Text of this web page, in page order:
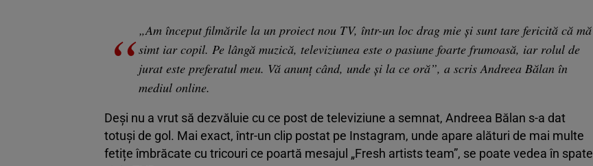
„Am început filmările la un proiect nou TV, într-un loc drag mie și sunt tare fericită că mă
simt iar copil. Pe lângă muzică, televiziunea este o pasiune foarte frumoasă, iar rolul de
jurat este preferatul meu. Vă anunț când, unde și la ce oră”, a scris Andreea Bălan în
mediul online.
Deși nu a vrut să dezvăluie cu ce post de televiziune a semnat, Andreea Bălan s-a dat
totuși de gol. Mai exact, într-un clip postat pe Instagram, unde apare alături de mai multe
fetițe îmbrăcate cu tricouri ce poartă mesajul „Fresh artists team”, se poate vedea în spate